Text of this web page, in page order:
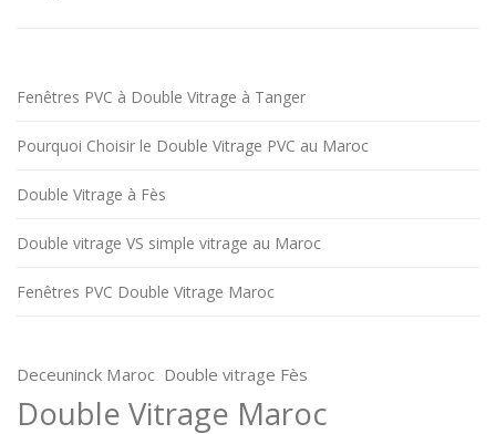
Fenêtres PVC à Double Vitrage à Tanger
Pourquoi Choisir le Double Vitrage PVC au Maroc
Double Vitrage à Fès
Double vitrage VS simple vitrage au Maroc
Fenêtres PVC Double Vitrage Maroc
Deceuninck Maroc Double vitrage Fès
Double Vitrage Maroc